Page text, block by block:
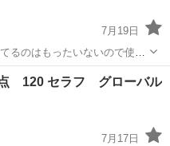
7月19日
るのはもったいないので使っ
120 セラフ グローバル
7月17日